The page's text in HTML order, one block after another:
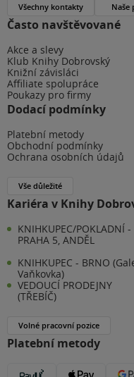
Často navštěvované
Akce a slevy
Klub Knihy Dobrovský
Knižní závisláci
Affiliate spolupráce
Poukazy pro firmy
Dodací podmínky
Platební metody
Obchodní podmínky
Ochrana osobních údajů
Vše důležité
Kariéra v Knihy
KNIHKUPEC/POKLADNÍ -
PRAHA 5, ANDĚL
KNIHKUPEC - BRNO
Vaňkovka)
VEDOUCÍ PRODEJNY
(TŘEBÍČ)
Volné pracovní pozice
Platební metody
Všechny kontakty Naše